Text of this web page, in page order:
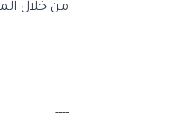
من خلال